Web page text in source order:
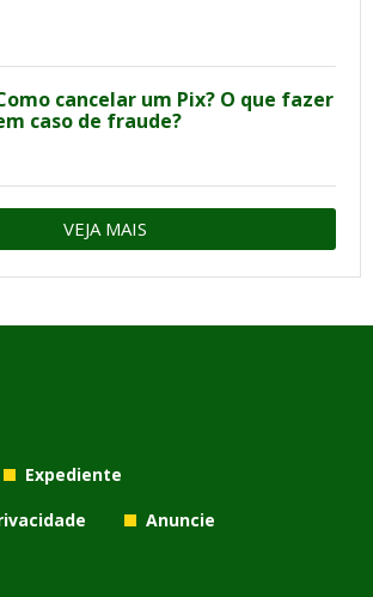
cancelar um Pix? O que fazer
caso de fraude?
VEJA MAIS
Expediente
Anuncie